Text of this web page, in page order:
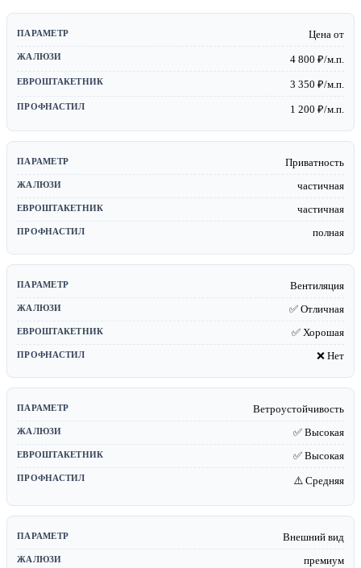
Цена от
4 800 ₽/м.п.
3 350 ₽/м.п.
1 200 ₽/м.п.
Приватность
частичная
частичная
полная
Вентиляция
✅ Отличная
✅ Хорошая
❌ Нет
Ветроустойчивость
✅ Высокая
✅ Высокая
⚠️ Средняя
Внешний вид
премиум